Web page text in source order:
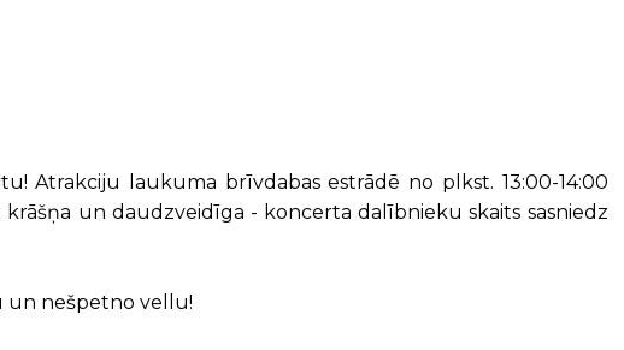
Atrakciju laukuma brīvdabas estrādē no plkst. 13:00-14:00
un daudzveidīga - koncerta dalībnieku skaits sasniedz
un nešpetno vellu!